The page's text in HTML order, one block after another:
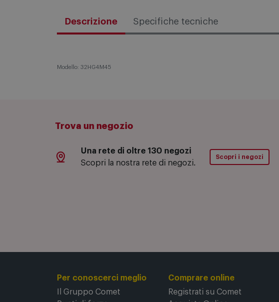
Descrizione Specifiche tecniche
Una rete di oltre 130 negozi
Per conoscerci meglio
Comprare online